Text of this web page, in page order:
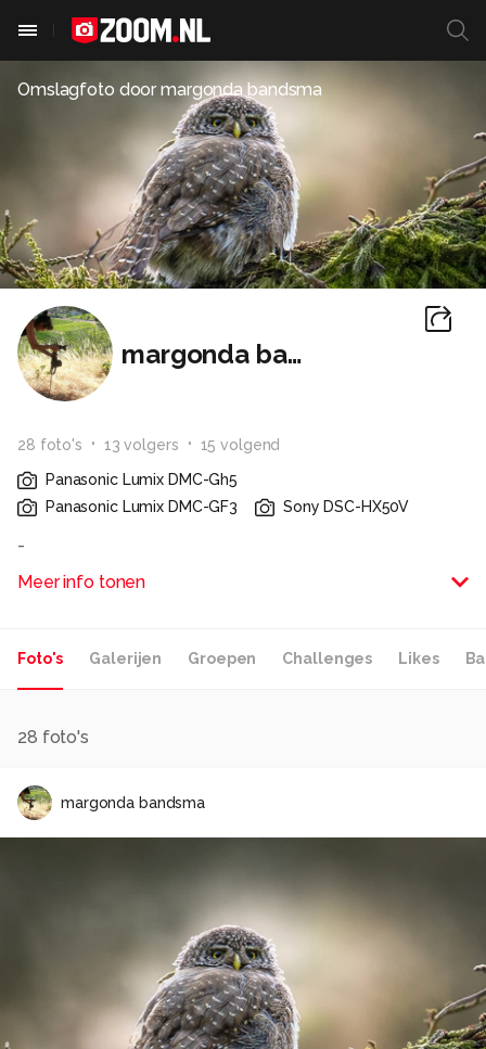
Omslagfoto doormargonda bandsma
margonda bandsma
28 foto's 13 volgers 15 volgend
Panasonic Lumix DMC-Gh5
Panasonic Lumix DMC-GF3
Sony DSC-HX50V
-
Alle rechten voorbehouden
Meer info tonen
Foto's Galerijen Groepen Challenges Likes
28 foto's
margonda bandsma